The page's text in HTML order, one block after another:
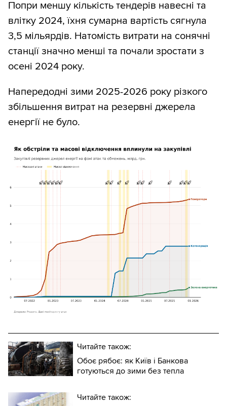
Попри меншу кількість тендерів навесні та
влітку 2024, їхня сумарна вартість сягнула
3,5 мільярдів. Натомість витрати на сонячні
станції значно менші та почали зростати з
осені 2024 року.
Напередодні зими 2025-2026 року різкого
збільшення витрат на резервні джерела
енергії не було.
Читайте також:
Обоє рябоє: як Київ і Банкова
готуються до зими без тепла
Читайте також: